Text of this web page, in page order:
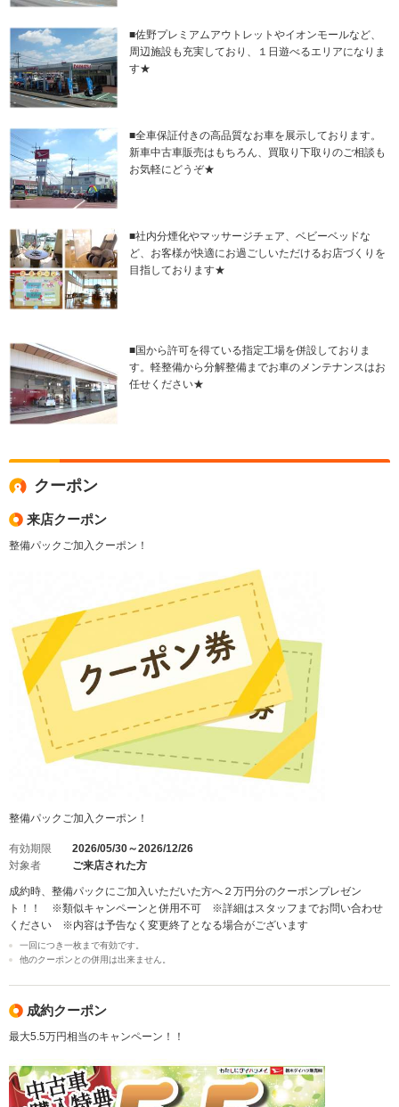
■佐野プレミアムアウトレットやイオンモールなど、
周辺施設も充実しており、１日遊べるエリアになりま
す★
■全車保証付きの高品質なお車を展示しております。
新車中古車販売はもちろん、買取り下取りのご相談も
お気軽にどうぞ★
■社内分煙化やマッサージチェア、ベビーベッドな
ど、お客様が快適にお過ごしいただけるお店づくりを
目指しております★
■国から許可を得ている指定工場を併設しておりま
す。軽整備から分解整備までお車のメンテナンスはお
任せください★
クーポン
来店クーポン
整備パックご加入クーポン！
整備パックご加入クーポン！
有効期限
2026/05/30～2026/12/26
対象者
ご来店された方
成約時、整備パックにご加入いただいた方へ２万円分のクーポンプレゼン
ト！！ ※類似キャンペーンと併用不可 ※詳細はスタッフまでお問い合わせ
ください ※内容は予告なく変更終了となる場合がございます
一回につき一枚まで有効です。
他のクーポンとの併用は出来ません。
成約クーポン
最大5.5万円相当のキャンペーン！！